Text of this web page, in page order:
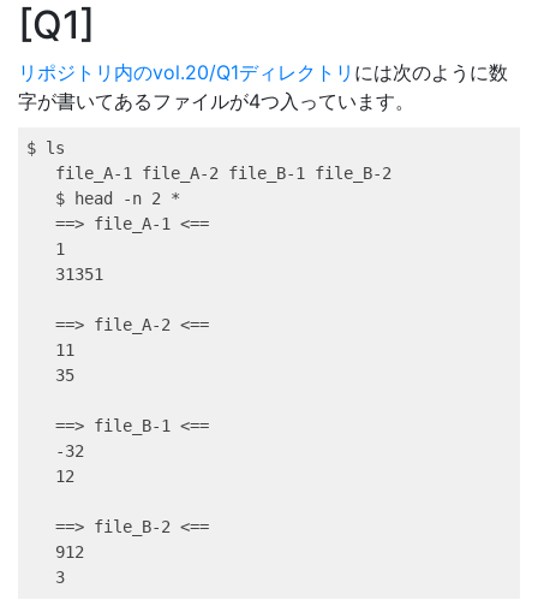
Q1
リポジトリ内のvol.20/Q1ディレクトリ には次のように数
字が書いてあるファイルが4つ入っています。
$ ls
file_A-1 file_A-2 file_B-1 file_B-2
$
head
-n 2 *
==> file_A-1 <==
1
31351
==> file_A-2 <==
11
35
==> file_B-1 <==
-32
12
==> file_B-2 <==
912
3